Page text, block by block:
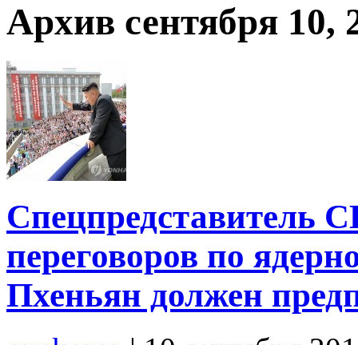
Архив сентября 10,
Спецпредставитель
переговоров по
Пхеньян должен